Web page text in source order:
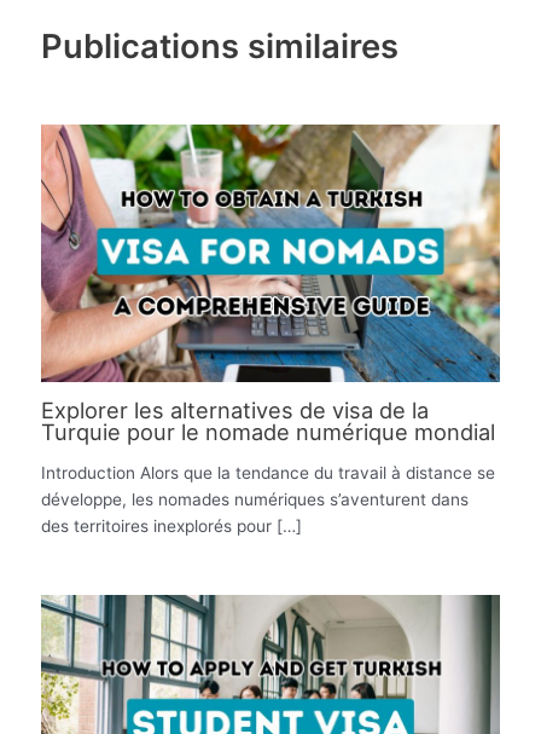
Publications similaires
Explorer les alternatives de visa de la
Turquie pour le nomade numérique mondial
Introduction Alors que la tendance du travail à distance se
développe, les nomades numériques s’aventurent dans
des territoires inexplorés pour […]